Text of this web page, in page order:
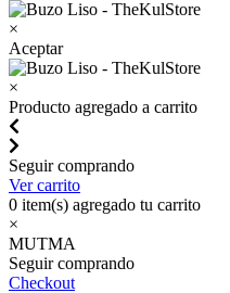
×
Aceptar
×
Producto agregado a carrito
Seguir comprando
Ver carrito
0 item(s) agregado tu carrito
×
MUTMA
Seguir comprando
Checkout